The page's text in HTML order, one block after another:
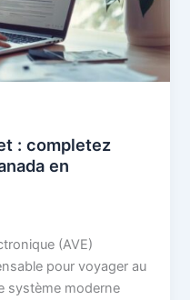
: completez
en
(AVE)
pour voyager au
système moderne